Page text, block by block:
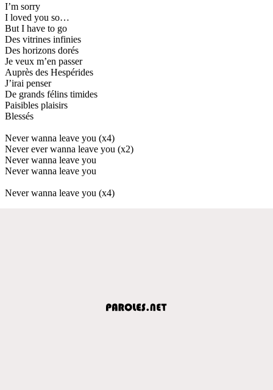
I’m sorry
I loved you so…
But I have to go
Des vitrines infinies
Des horizons dorés
Je veux m’en passer
Auprès des Hespérides
J’irai penser
De grands félins timides
Paisibles plaisirs
Blessés
Never wanna leave you (x4)
Never ever wanna leave you (x2)
Never wanna leave you
Never wanna leave you
Never wanna leave you (x4)